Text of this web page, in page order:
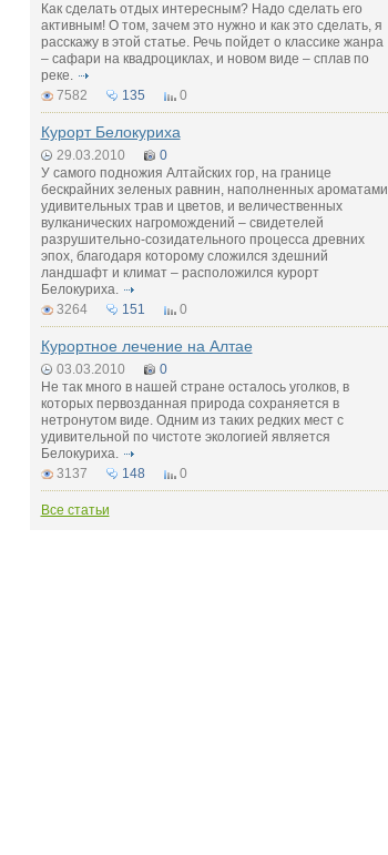
Как сделать отдых интересным? Надо сделать его
активным! О том, зачем это нужно и как это сделать, я
расскажу в этой статье. Речь пойдет о классике жанра
– сафари на квадроциклах, и новом виде – сплав по
реке.
7582
135 0
Курорт Белокуриха
29.03.2010
0
У самого подножия Алтайских гор, на границе
бескрайних зеленых равнин, наполненных ароматами
удивительных трав и цветов, и величественных
вулканических нагромождений – свидетелей
разрушительно-созидательного процесса древних
эпох, благодаря которому сложился здешний
ландшафт и климат – расположился курорт
Белокуриха.
3264
151 0
Курортное лечение на Алтае
03.03.2010
0
Не так много в нашей стране осталось уголков, в
которых первозданная природа сохраняется в
нетронутом виде. Одним из таких редких мест с
удивительной по чистоте экологией является
Белокуриха.
3137
148 0
Все статьи